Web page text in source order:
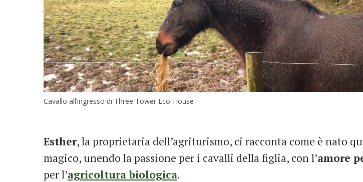
Cavallo all’ingresso di Three Tower Eco-House
Esther, la proprietaria dell’agriturismo, ci racconta come è nato
magico, unendo la passione per i cavalli della figlia, con l’amore
per l’agricoltura biologica.